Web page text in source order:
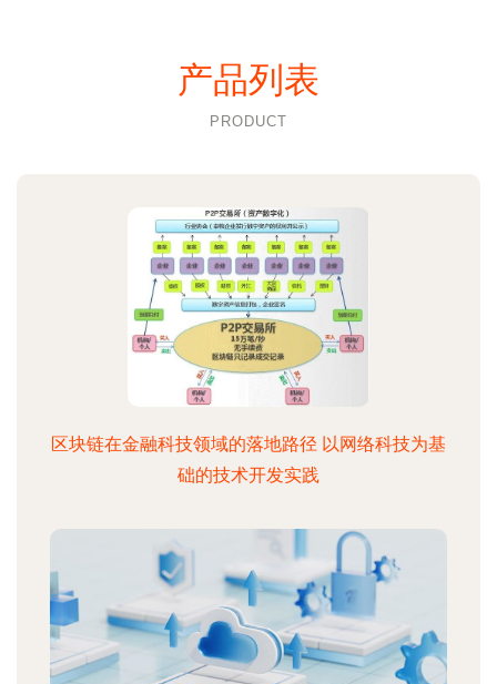
产品列表
PRODUCT
区块链在金融科技领域的落地路径 以网络科技为基
础的技术开发实践